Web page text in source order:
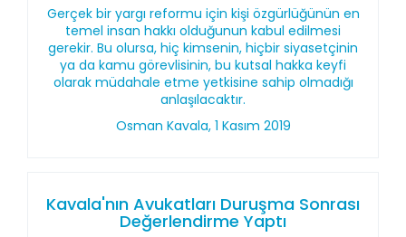
Gerçek bir yargı reformu için kişi özgürlüğünün en
temel insan hakkı olduğunun kabul edilmesi
gerekir. Bu olursa, hiç kimsenin, hiçbir siyasetçinin
ya da kamu görevlisinin, bu kutsal hakka keyfi
olarak müdahale etme yetkisine sahip olmadığı
anlaşılacaktır.
Osman Kavala, 1 Kasım 2019
Kavala'nın Avukatları Duruşma Sonrası
Değerlendirme Yaptı